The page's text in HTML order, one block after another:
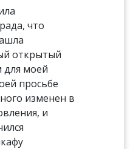
что
открытый
для моей
просьбе
изменен в
и